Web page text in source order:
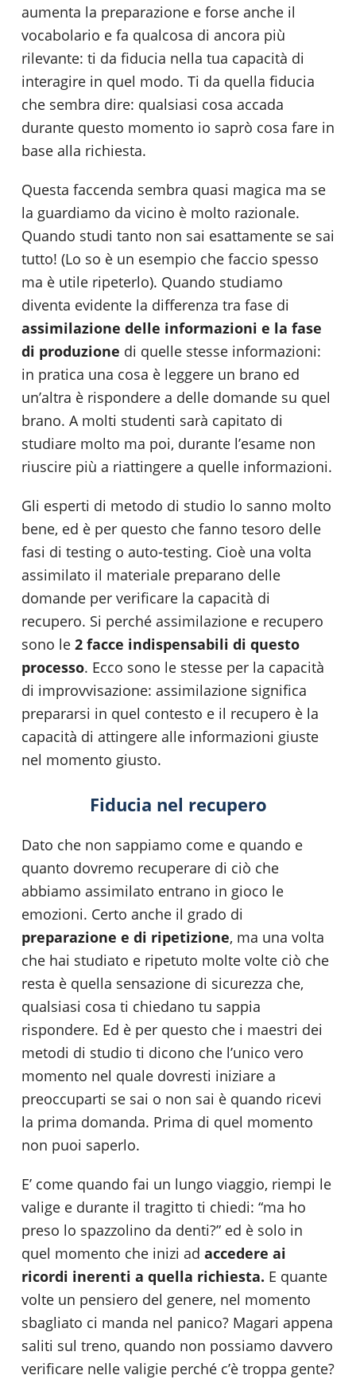
aumenta la preparazione e forse anche il
vocabolario e fa qualcosa di ancora più
rilevante: ti da fiducia nella tua capacità di
interagire in quel modo. Ti da quella fiducia
che sembra dire: qualsiasi cosa accada
durante questo momento io saprò cosa fare in
base alla richiesta.
Questa faccenda sembra quasi magica ma se
la guardiamo da vicino è molto razionale.
Quando studi tanto non sai esattamente se sai
tutto! (Lo so è un esempio che faccio spesso
ma è utile ripeterlo). Quando studiamo
diventa evidente la differenza tra fase di
assimilazione delle informazioni e la fase
di produzione di quelle stesse informazioni:
in pratica una cosa è leggere un brano ed
un’altra è rispondere a delle domande su quel
brano. A molti studenti sarà capitato di
studiare molto ma poi, durante l’esame non
riuscire più a riattingere a quelle informazioni.
Gli esperti di metodo di studio lo sanno molto
bene, ed è per questo che fanno tesoro delle
fasi di testing o auto-testing. Cioè una volta
assimilato il materiale preparano delle
domande per verificare la capacità di
recupero. Si perché assimilazione e recupero
sono le 2 facce indispensabili di questo
processo. Ecco sono le stesse per la capacità
di improvvisazione: assimilazione significa
prepararsi in quel contesto e il recupero è la
capacità di attingere alle informazioni giuste
nel momento giusto.
Fiducia nel recupero
Dato che non sappiamo come e quando e
quanto dovremo recuperare di ciò che
abbiamo assimilato entrano in gioco le
emozioni. Certo anche il grado di
preparazione e di ripetizione, ma una volta
che hai studiato e ripetuto molte volte ciò che
resta è quella sensazione di sicurezza che,
qualsiasi cosa ti chiedano tu sappia
rispondere. Ed è per questo che i maestri dei
metodi di studio ti dicono che l’unico vero
momento nel quale dovresti iniziare a
preoccuparti se sai o non sai è quando ricevi
la prima domanda. Prima di quel momento
non puoi saperlo.
E’ come quando fai un lungo viaggio, riempi le
valige e durante il tragitto ti chiedi: “ma ho
preso lo spazzolino da denti?” ed è solo in
quel momento che inizi ad accedere ai
ricordi inerenti a quella richiesta. E quante
volte un pensiero del genere, nel momento
sbagliato ci manda nel panico? Magari appena
saliti sul treno, quando non possiamo davvero
verificare nelle valigie perché c’è troppa gente?